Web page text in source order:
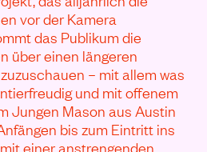
vor der Kamera
das Publikum die
über einen längeren
– mit allem was
und mit offenem
Jungen Mason aus Austin
bis zum Eintritt ins
einer anstrengenden